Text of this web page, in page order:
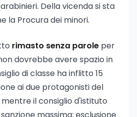
Della vicenda si sta
la Procura dei minori.
rimasto senza parole per
dovrebbe avere spazio in
di classe ha inflitto 15
ai due protagonisti del
il consiglio d'istituto